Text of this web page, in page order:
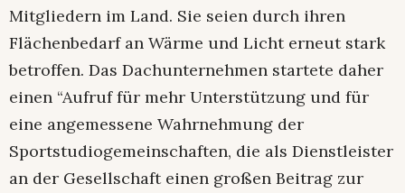
Mitgliedern im Land. Sie seien durch ihren
Flächenbedarf an Wärme und Licht erneut stark
betroffen. Das Dachunternehmen startete daher
einen “Aufruf für mehr Unterstützung und für
eine angemessene Wahrneh­mung der
Sportstudio­gemeinschaften, die als Dienstleister
an der Gesellschaft einen großen Beitrag zur